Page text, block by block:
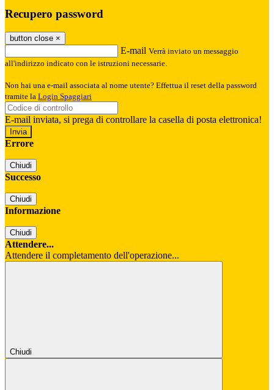
Recupero password
button close ×
E-mail Verrà inviato un messaggio
all'indirizzo indicato con le istruzioni necessarie.
Non hai una e-mail associata al nome utente? Effettua il reset della password
tramite la Login Spaggiari
E-mail inviata, si prega di controllare la casella di posta elettronica!
Errore
Chiudi
Successo
Chiudi
Informazione
Chiudi
Attendere...
Attendere il completamento dell'operazione...
Chiudi